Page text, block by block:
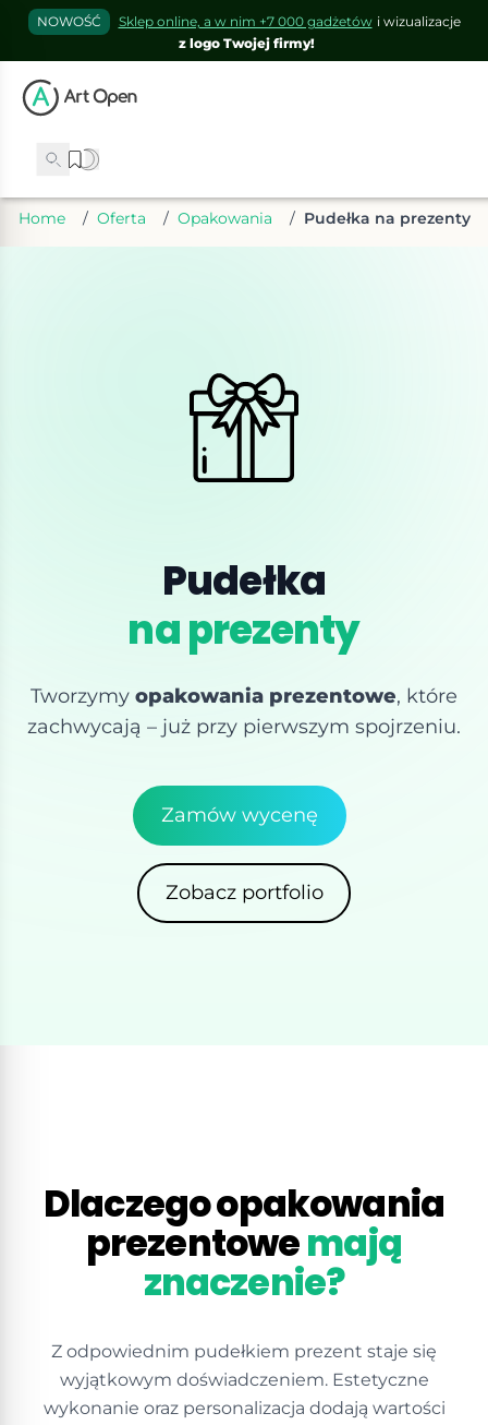
NOWOŚĆ Sklep online, a w nim +7 000 gadżetów i wizualizacje
z logo Twojej firmy!
Home / Oferta / Opakowania / Pudełka na prezenty
Pudełka
na prezenty
Tworzymy opakowania prezentowe, które
zachwycają – już przy pierwszym spojrzeniu.
Zamów wycenę
Zobacz portfolio
Dlaczego opakowania
prezentowemają
znaczenie?
Z odpowiednim pudełkiem prezent staje się
wyjątkowym doświadczeniem. Estetyczne
wykonanie oraz personalizacja dodają wartości